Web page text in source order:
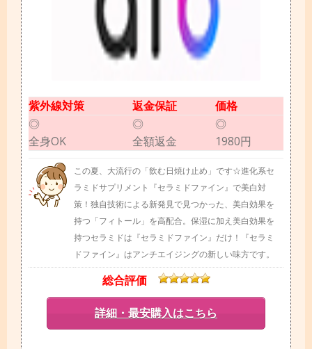
紫外線対策 返金保証
価格
◎
全身OK
◎
全額返金
◎
1980円
この夏、大流行の「飲む日焼け止め」です☆進化系セ
ラミドサプリメント『セラミドファイン』で美白対
策！独自技術による新発見で見つかった、美白効果を
持つ「フィトール」を高配合。保湿に加え美白効果を
持つセラミドは『セラミドファイン』だけ！『セラミ
ドファイン』はアンチエイジングの新しい味方です。
総合評価
詳細・最安購入はこちら